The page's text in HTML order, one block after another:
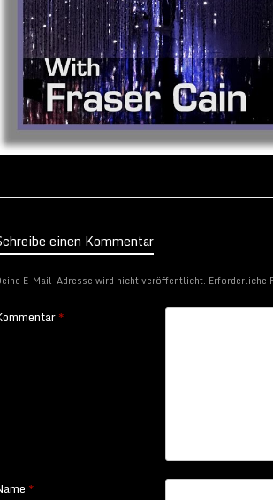
einen Kommentar
E-Mail-Adresse wird nicht veröffentlicht. Erforderliche
*
*